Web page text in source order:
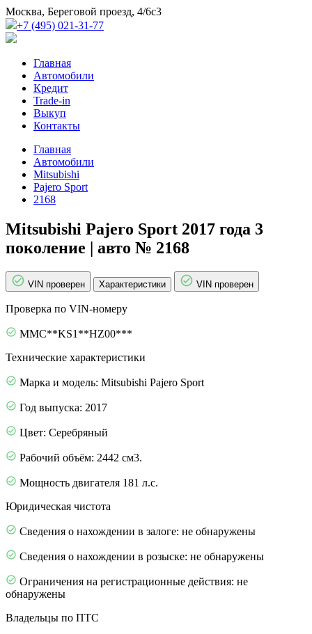
Москва, Береговой проезд, 4/6с3
+7 (495) 021-31-77
Главная
Автомобили
Кредит
Trade-in
Выкуп
Контакты
Главная
Автомобили
Mitsubishi
Pajero Sport
2168
Mitsubishi Pajero Sport 2017 года 3
поколение | авто № 2168
VIN проверен Характеристики VIN проверен
Проверка по VIN-номеру
MMC**KS1**HZ00***
Технические характеристики
Марка и модель: Mitsubishi Pajero Sport
Год выпуска: 2017
Цвет: Серебряный
Рабочий объём: 2442 см3.
Мощность двигателя 181 л.с.
Юридическая чистота
Сведения о нахождении в залоге: не обнаружены
Сведения о нахождении в розыске: не обнаружены
Ограничения на регистрационные действия: не
обнаружены
Владельцы по ПТС